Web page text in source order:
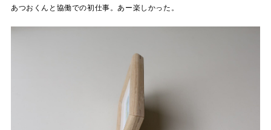
あつおくんと協働での初仕事。あー楽しかった。